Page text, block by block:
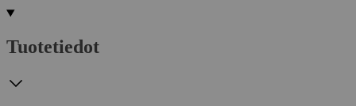
Tuotetiedot